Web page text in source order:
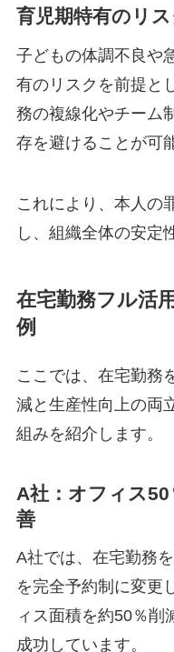
育児期特有のリ
子どもの体調不良や
有のリスクを前提と
務の複線化やチーム
存を避けることが可
これにより、本人の
し、組織全体の安定
在宅勤務フル活
例
ここでは、在宅勤務
減と生産性向上の両
組みを紹介します。
A社：オフィス
善
A社では、在宅勤務
を完全予約制に変更
ィス面積を約50％削
成功しています。